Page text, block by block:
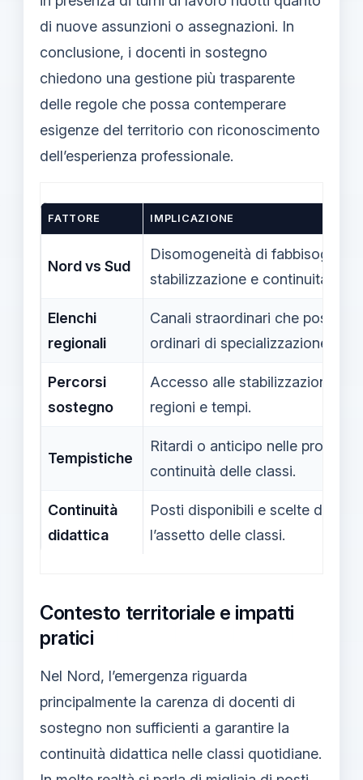
di nuove assunzioni o assegnazioni. In
conclusione, i docenti in sostegno
chiedono una gestione più trasparente
delle regole che possa contemperare
esigenze del territorio con riconoscimento
dell’esperienza professionale.
FATTORE IMPLICAZIONE
Nord vs Sud
Disomogeneità di fabbisogno
stabilizzazione e continuità
Elenchi
regionali
Canali straordinari che
ordinari di specializzazione.
Percorsi
sostegno
Accesso alle stabilizzazioni e
regioni e tempi.
Tempistiche
Ritardi o anticipo nelle
continuità delle classi.
Continuità
didattica
Posti disponibili e scelte di
l’assetto delle classi.
Contesto territoriale e impatti
pratici
Nel Nord, l’emergenza riguarda
principalmente la carenza di docenti di
sostegno non sufficienti a garantire la
continuità didattica nelle classi quotidiane.